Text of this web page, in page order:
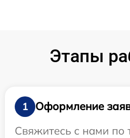
Этапы
1
Оформление
Свяжитесь с нами по